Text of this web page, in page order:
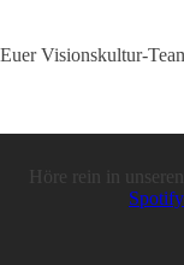
Euer Visionskultur-
Höre rein in
Spotify